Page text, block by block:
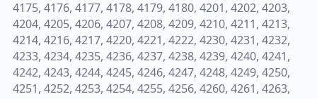
4175, 4176, 4177, 4178, 4179, 4180, 4201, 4202, 4203,
4204, 4205, 4206, 4207, 4208, 4209, 4210, 4211, 4213,
4214, 4216, 4217, 4220, 4221, 4222, 4230, 4231, 4232,
4233, 4234, 4235, 4236, 4237, 4238, 4239, 4240, 4241,
4242, 4243, 4244, 4245, 4246, 4247, 4248, 4249, 4250,
4251, 4252, 4253, 4254, 4255, 4256, 4260, 4261, 4263,